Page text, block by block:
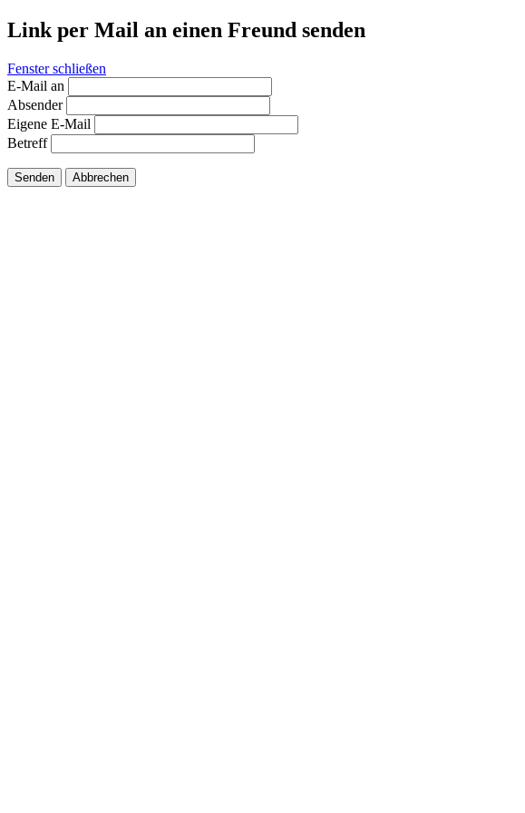
Link per Mail an einen Freund senden
Fenster schließen
E-Mail an
Absender
Eigene E-Mail
Betreff
Senden Abbrechen